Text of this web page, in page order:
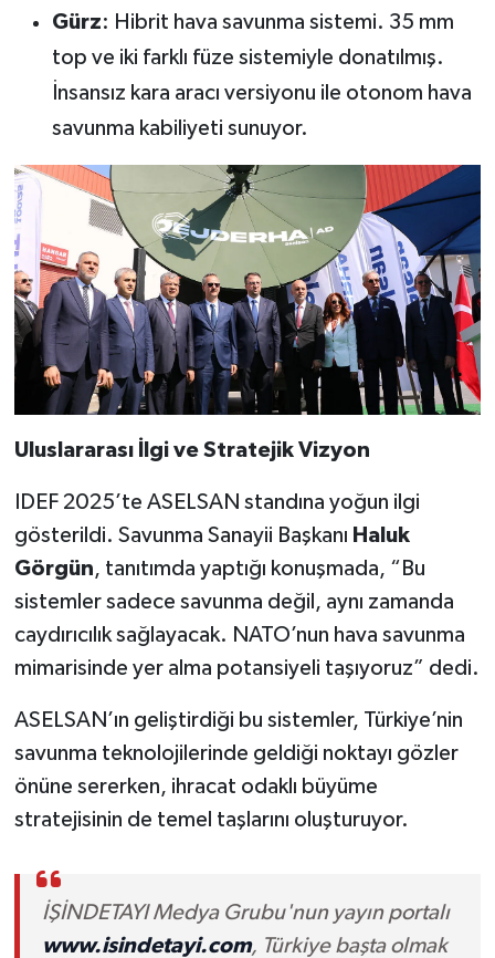
Gürz: Hibrit hava savunma sistemi. 35 mm
top ve iki farklı füze sistemiyle donatılmış.
İnsansız kara aracı versiyonu ile otonom hava
savunma kabiliyeti sunuyor.
Uluslararası İlgi ve Stratejik Vizyon
IDEF 2025’te ASELSAN standına yoğun ilgi
gösterildi. Savunma Sanayii Başkanı Haluk
Görgün, tanıtımda yaptığı konuşmada, “Bu
sistemler sadece savunma değil, aynı zamanda
caydırıcılık sağlayacak. NATO’nun hava savunma
mimarisinde yer alma potansiyeli taşıyoruz” dedi.
ASELSAN’ın geliştirdiği bu sistemler, Türkiye’nin
savunma teknolojilerinde geldiği noktayı gözler
önüne sererken, ihracat odaklı büyüme
stratejisinin de temel taşlarını oluşturuyor.
İŞİNDETAYI Medya Grubu'nun yayın portalı
www.isindetayi.com, Türkiye başta olmak